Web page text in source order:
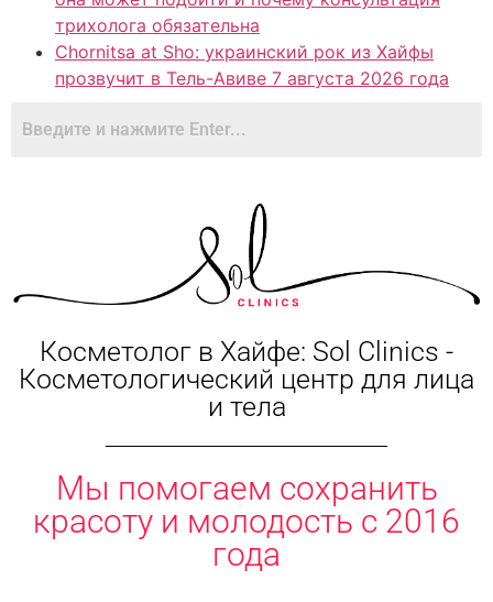
трихолога обязательна
Chornitsa at Sho: украинский рок из Хайфы
прозвучит в Тель-Авиве 7 августа 2026 года
Косметолог в Хайфе: Sol Clinics -
Косметологический центр для лица
и тела
Мы помогаем сохранить
красоту и молодость с 2016
года